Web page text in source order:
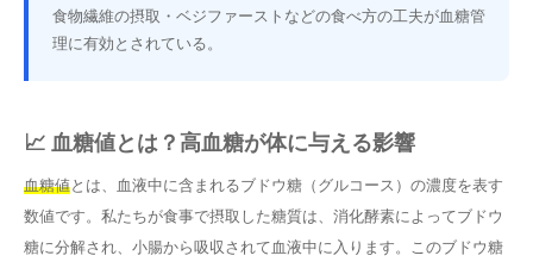
食物繊維の摂取・ベジファーストなどの食べ方の工夫が血糖管
理に有効とされている。
📈 血糖値とは？高血糖が体に与える影響
血糖値とは、血液中に含まれるブドウ糖（グルコース）の濃度を表す
数値です。私たちが食事で摂取した糖質は、消化酵素によってブドウ
糖に分解され、小腸から吸収されて血液中に入ります。このブドウ糖